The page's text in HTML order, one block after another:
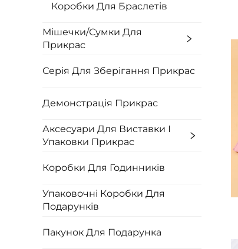
Коробки Для Браслетів
Мішечки/Сумки Для
Прикрас
Серія Для Зберігання Прикрас
Демонстрація Прикрас
Аксесуари Для Виставки І
Упаковки Прикрас
Коробки Для Годинників
Упаковочні Коробки Для
Подарунків
Пакунок Для Подарунка